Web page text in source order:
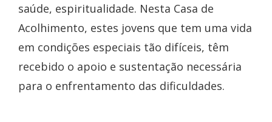
saúde, espiritualidade. Nesta Casa de
Acolhimento, estes jovens que tem uma vida
em condições especiais tão difíceis, têm
recebido o apoio e sustentação necessária
para o enfrentamento das dificuldades.